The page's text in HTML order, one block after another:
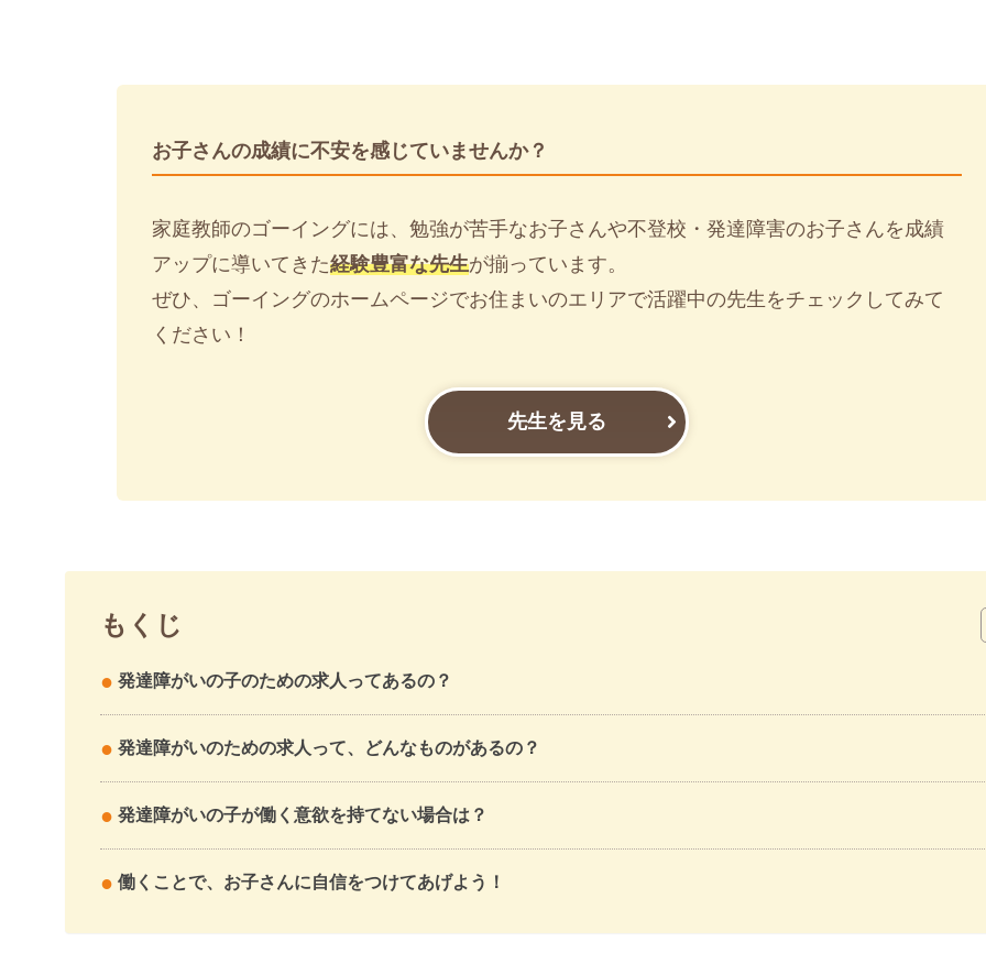
お子さんの成績に不安を感じていませんか？
家庭教師のゴーイングには、勉強が苦手なお子さんや不登校・発達障害のお子さんを成績
アップに導いてきた経験豊富な先生が揃っています。
ぜひ、ゴーイングのホームページでお住まいのエリアで活躍中の先生をチェックしてみて
ください！
先生を見る
もくじ
発達障がいの子のための求人ってあるの？
発達障がいのための求人って、どんなものがあるの？
発達障がいの子が働く意欲を持てない場合は？
働くことで、お子さんに自信をつけてあげよう！